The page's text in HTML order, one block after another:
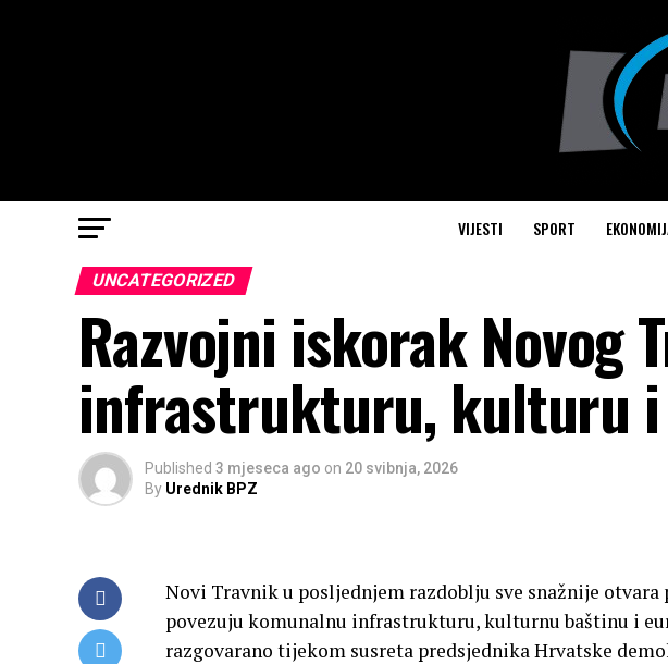
VIJESTI SPORT
UNCATEGORIZED
Razvojni iskorak Novog
infrastrukturu, kulturu
Published 3 mjeseca ago on 20 svibnja, 2026
By Urednik BPZ
Novi Travnik u posljednjem razdoblju sve snažnije
povezuju komunalnu infrastrukturu, kulturnu baštinu i
razgovarano tijekom susreta predsjednika Hrvatske